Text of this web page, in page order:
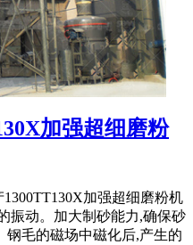
加强超细磨粉
加强超细磨粉机
振动。加大制砂能力,确保砂
钢毛的磁场中磁化后,产生的